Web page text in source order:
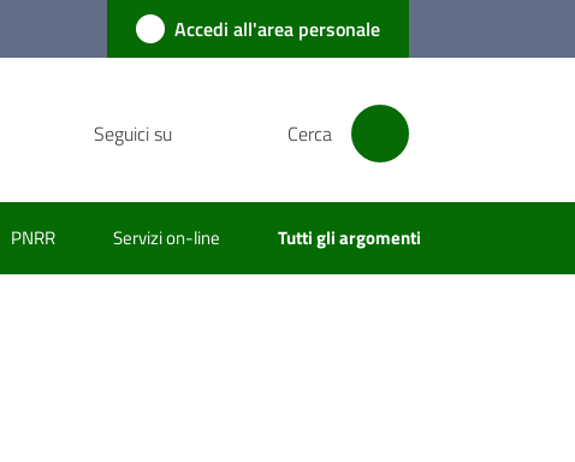
Accedi all'area personale
Seguici su Cerca
PNRR Servizi on-line Tutti gli argomenti